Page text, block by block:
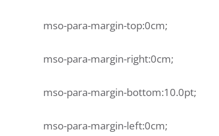
mso-para-margin-top:0cm;
mso-para-margin-right:0cm;
mso-para-margin-bottom:10.0pt;
mso-para-margin-left:0cm;